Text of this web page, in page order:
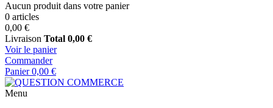
Aucun produit dans votre panier
0 articles
0,00 €
Livraison Total 0,00 €
Voir le panier
Commander
Panier 0,00 €
Menu